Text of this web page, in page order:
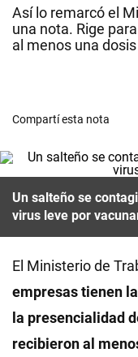
Así lo remarcó el
una nota. Rige
al menos una
Compartí esta nota
Un salteño se
virus leve por
El Ministerio de
empresas tienen
la presencialidad
recibieron al